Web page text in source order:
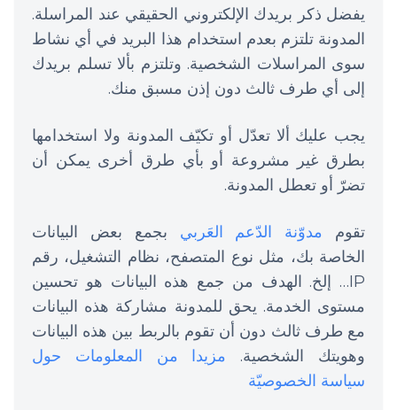
يفضل ذكر بريدك الإلكتروني الحقيقي عند المراسلة.
المدونة تلتزم بعدم استخدام هذا البريد في أي نشاط
سوى المراسلات الشخصية. وتلتزم بألا تسلم بريدك
إلى أي طرف ثالث دون إذن مسبق منك.
يجب عليك ألا تعدّل أو تكيّف المدونة ولا استخدامها
بطرق غير مشروعة أو بأي طرق أخرى يمكن أن
تضرّ أو تعطل المدونة.
تقوم مدوّنة الدّعم العَربي بجمع بعض البيانات
الخاصة بك، مثل نوع المتصفح، نظام التشغيل، رقم
IP… إلخ. الهدف من جمع هذه البيانات هو تحسين
مستوى الخدمة. يحق للمدونة مشاركة هذه البيانات
مع طرف ثالث دون أن تقوم بالربط بين هذه البيانات
وهويتك الشخصية. مزيدا من المعلومات حول
سياسة الخصوصيّة